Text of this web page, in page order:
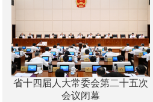
省十四届人大常委会第二十五次
会议闭幕